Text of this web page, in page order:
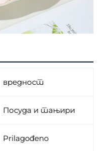
вредност
Посуда и тањири
Prilagođeno